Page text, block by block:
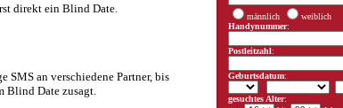
direkt ein Blind Date.
SMS an verschiedene Partner, bis
Blind Date zusagt.
männlich
weiblich
Handynummer:
Postleitzahl:
Geburtsdatum:
gesuchtes Alter: